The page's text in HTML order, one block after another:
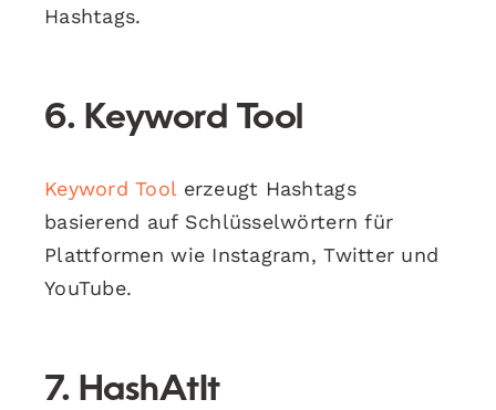
Hashtags.
6. Keyword Tool
Keyword Tool erzeugt Hashtags
basierend auf Schlüsselwörtern für
Plattformen wie Instagram, Twitter und
YouTube.
7. HashAtIt